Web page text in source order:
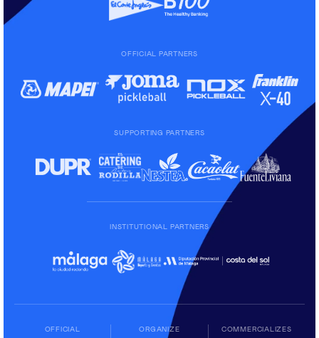
OFFICIAL PARTNERS
SUPPORTING PARTNERS
INSTITUTIONAL PARTNERS
OFFICIAL ORGANIZE COMMERCIALIZES